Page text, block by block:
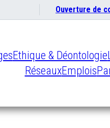
Ouverture de
Ethique & Déontologie
RéseauxEmplois